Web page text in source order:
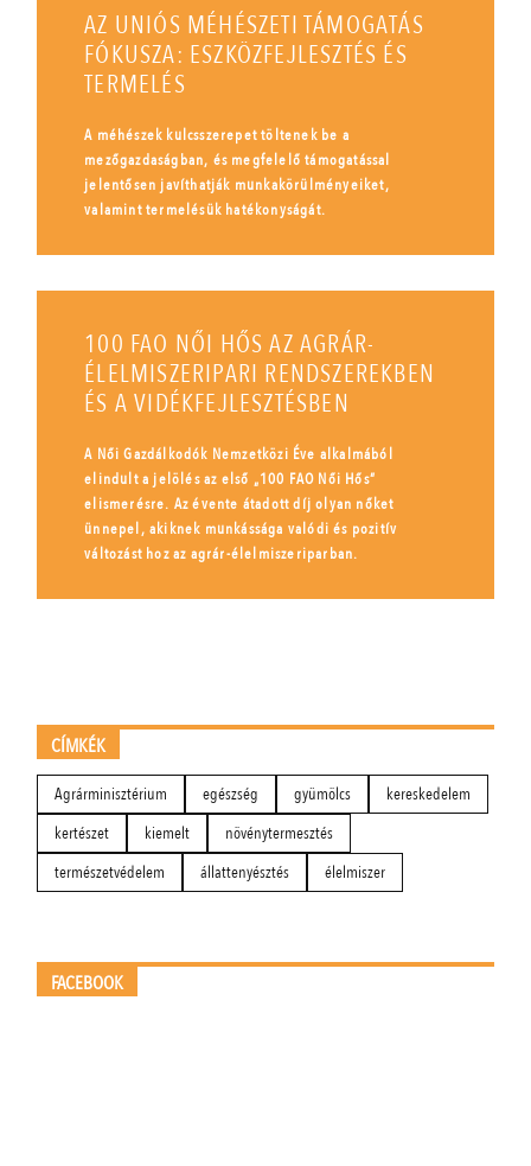
AZ UNIÓS MÉHÉSZETI TÁMOGATÁS
FÓKUSZA: ESZKÖZFEJLESZTÉS ÉS
TERMELÉS
A méhészek kulcsszerepet töltenek be a
mezőgazdaságban, és megfelelő támogatással
jelentősen javíthatják munkakörülményeiket,
valamint termelésük hatékonyságát.
100 FAO NŐI HŐS AZ AGRÁR-
ÉLELMISZERIPARI RENDSZEREKBEN
ÉS A VIDÉKFEJLESZTÉSBEN
A Női Gazdálkodók Nemzetközi Éve alkalmából
elindult a jelölés az első „100 FAO Női Hős”
elismerésre. Az évente átadott díj olyan nőket
ünnepel, akiknek munkássága valódi és pozitív
változást hoz az agrár-élelmiszeriparban.
CÍMKÉK
Agrárminisztérium egészség gyümölcs
kereskedelem
kertészet
kiemelt
növénytermesztés
természetvédelem
állattenyésztés élelmiszer
FACEBOOK